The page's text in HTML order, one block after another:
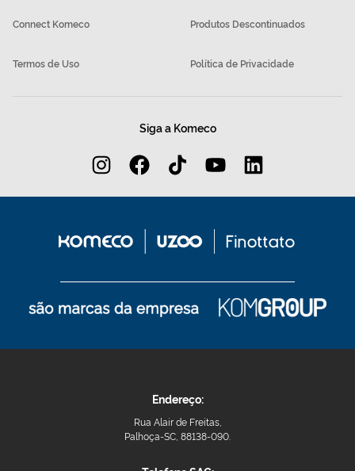
Connect Komeco Produtos Descontinuados
Termos de Uso Política de Privacidade
Siga a Komeco
Endereço:
Rua Alair de Freitas,
Palhoça-SC, 88138-090.